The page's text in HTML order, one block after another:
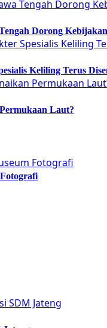
Dorong
Keliling Terus
Laut?